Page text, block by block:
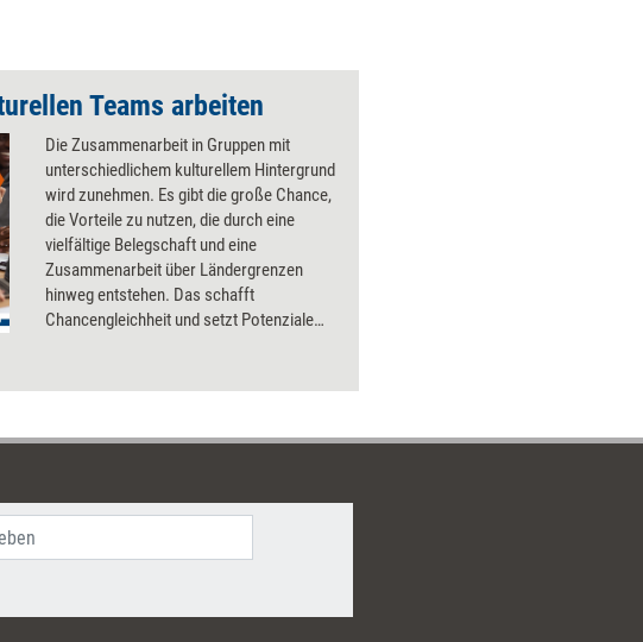
Teams arbeiten
Die Zusammenarbeit in Gruppen mit
unterschiedlichem kulturellem Hintergrund
wird zunehmen. Es gibt die große Chance,
die Vorteile zu nutzen, die durch eine
vielfältige Belegschaft und eine
Zusammenarbeit über Ländergrenzen
hinweg entstehen. Das schafft
Chancengleichheit und setzt Potenziale
Teammitglieder dabei, diesen